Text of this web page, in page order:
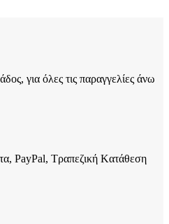
για όλες τις παραγγελίες άνω
PayPal, Τραπεζική Kατάθεση